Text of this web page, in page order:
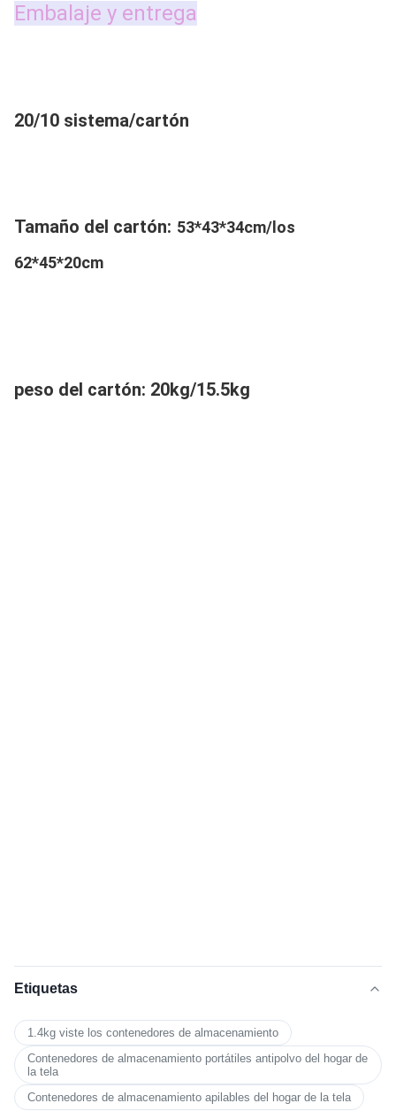
Embalaje y entrega
20/10 sistema/cartón
Tamaño del cartón: 53*43*34cm/los
62*45*20cm
peso del cartón: 20kg/15.5kg
Etiquetas
1.4kg viste los contenedores de almacenamiento
Contenedores de almacenamiento portátiles antipolvo del hogar de
la tela
Contenedores de almacenamiento apilables del hogar de la tela